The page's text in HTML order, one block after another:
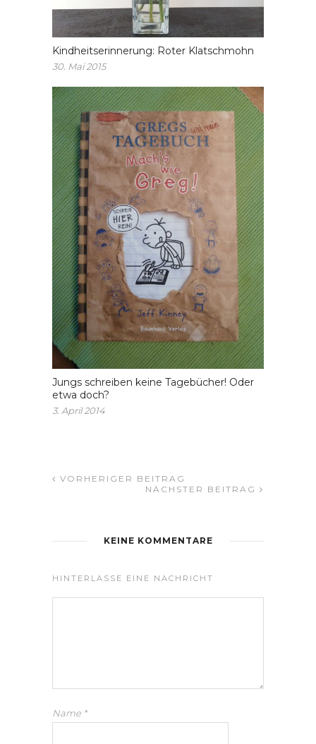
Kindheitserinnerung: Roter Klatschmohn
30. Mai 2015
Jungs schreiben keine Tagebücher! Oder
etwa doch?
3. April 2014
VORHERIGER BEITRAG
NÄCHSTER BEITRAG
KEINE KOMMENTARE
HINTERLASSE EINE NACHRICHT
Name *